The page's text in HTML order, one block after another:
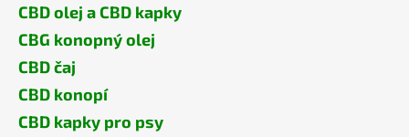
CBD olej a CBD kapky
CBG konopný olej
CBD čaj
CBD konopí
CBD kapky pro psy